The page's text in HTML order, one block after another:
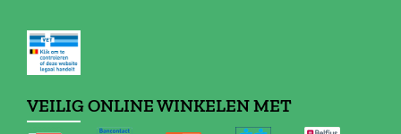
VEILIG ONLINE WINKELEN MET